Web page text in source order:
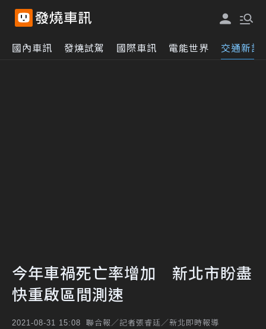
國內車訊 發燒試駕 國際車訊 電能世界 交通新訊
今年車禍死亡率增加 新北市盼盡
快重啟區間測速
2021-08-31 15:08 聯合報／記者張睿廷／新北即時報導